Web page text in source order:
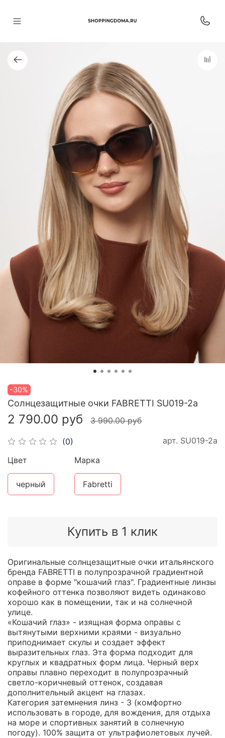
-30%
(0) арт. SU019-2a
Cолнцезащитные очки FABRETTI SU019-2a
2 790.00 руб 3 990.00 руб
Купить в 1 клик
Цвет
черный
Марка
Fabretti
Оригинальные солнцезащитные очки итальянского
бренда FABRETTI в полупрозрачной градиентной
оправе в форме "кошачий глаз". Градиентные линзы
кофейного оттенка позволяют видеть одинаково
хорошо как в помещении, так и на солнечной
улице.
«Кошачий глаз» - изящная форма оправы с
вытянутыми верхними краями - визуально
приподнимает скулы и создает эффект
выразительных глаз. Эта форма подходит для
круглых и квадратных форм лица. Черный верх
оправы плавно переходит в полупрозрачный
светло-коричневый оттенок, создавая
дополнительный акцент на глазах.
Категория затемнения линз - 3 (комфортно
использовать в городе, для вождения, для отдыха
на море и спортивных занятий в солнечную
погоду). 100% защита от ультрафиолетовых лучей.